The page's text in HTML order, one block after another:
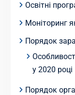
Освітні
Моніторинг
Порядок
у 2020 році
Порядок